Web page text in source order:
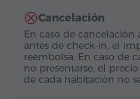
Cancelación
En caso de cancelación
antes de check-in, el
reembolsa. En caso de
no presentarse, el
de cada habitación no